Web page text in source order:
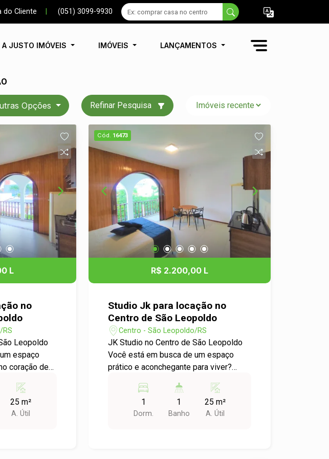
do Cliente (051) 3099-9930
A JUSTO IMÓVEIS IMÓVEIS LANÇAMENTOS
Opções Refinar Pesquisa
L
no
Leopoldo
espaço
coração de
Studio, ideal
e a
25 m²
A. Útil
Cód. 16473
R$ 2.200,00 L
Studio Jk para locação no
Centro de São Leopoldo
Centro - São Leopoldo/RS
JK Studio no Centro de São Leopoldo
Você está em busca de um espaço
prático e aconchegante para viver?
para locação no coração de São
Leopoldo, no bairro Centro. Detalhes do
Imóvel: - Tipo: JK Studio - Dormitórios:
1
Dorm.
1
Banho
25 m²
A. Útil